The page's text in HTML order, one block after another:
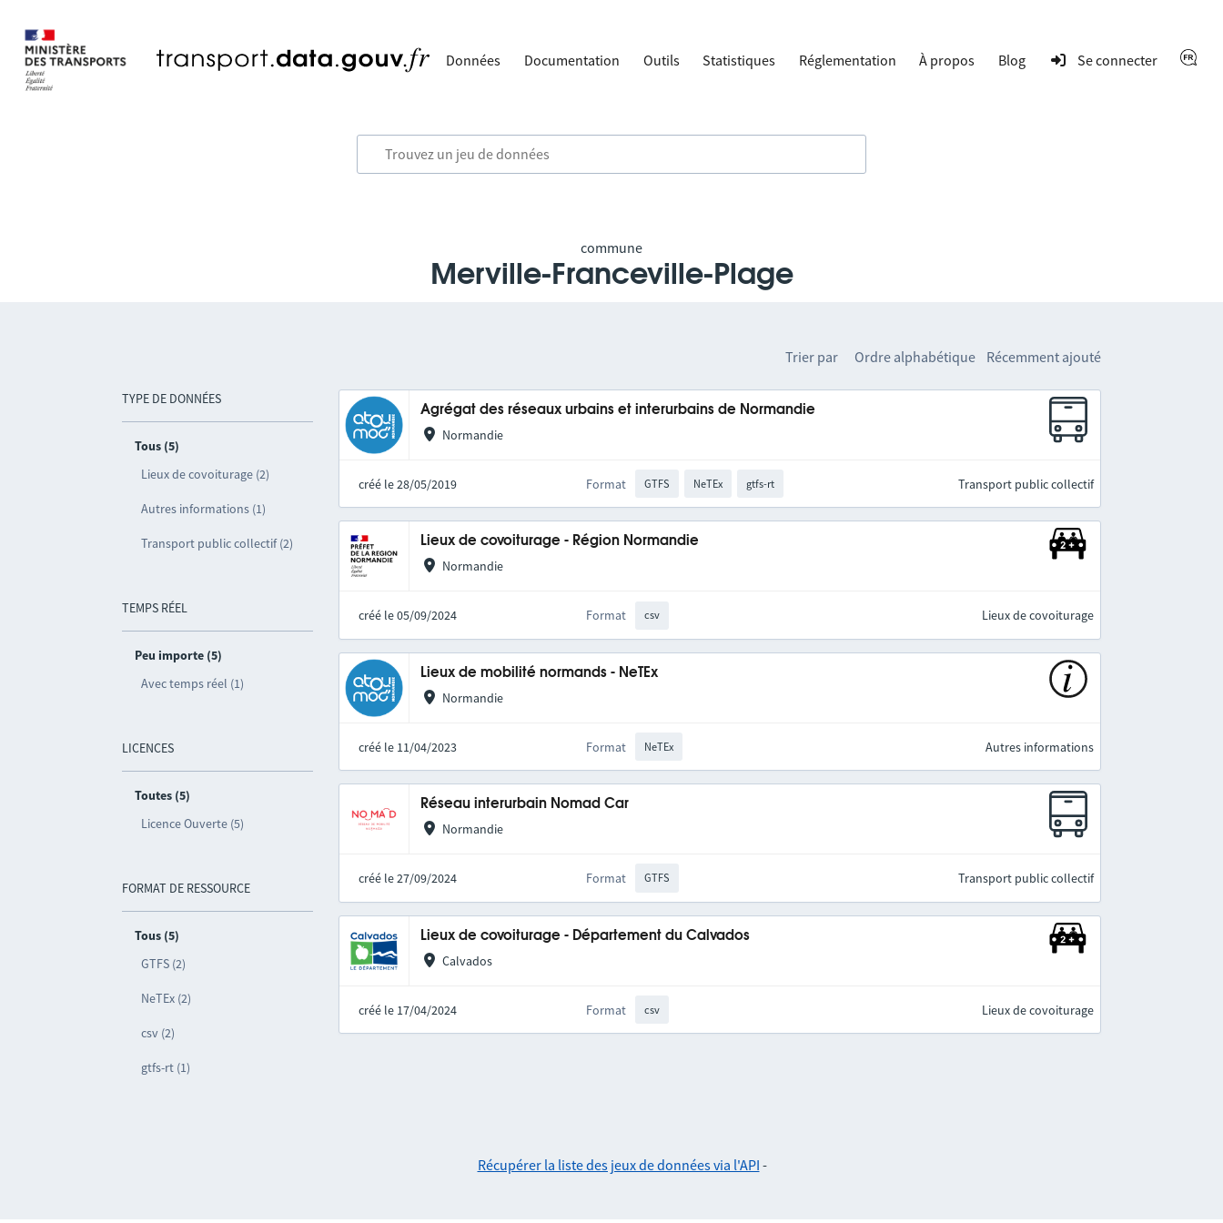
Données Documentation Outils Statistiques Réglementation À propos Blog Se connecter
commune
Merville-Franceville-Plage
TYPE DE DONNÉES
Tous (5)
Lieux de covoiturage (2)
Autres informations (1)
Transport public collectif (2)
TEMPS RÉEL
Peu importe (5)
Avec temps réel (1)
LICENCES
Toutes (5)
Licence Ouverte (5)
FORMAT DE RESSOURCE
Tous (5)
GTFS (2)
NeTEx (2)
csv (2)
gtfs-rt (1)
Trier par Ordre alphabétique Récemment ajouté
Agrégat des réseaux urbains et interurbains de Normandie
Normandie
créé le 28/05/2019 Format GTFS NeTEx gtfs-rt Transport public collectif
Lieux de covoiturage - Région Normandie
Normandie
créé le 05/09/2024 Format csv Lieux de covoiturage
Lieux de mobilité normands - NeTEx
Normandie
créé le 11/04/2023 Format NeTEx Autres informations
Réseau interurbain Nomad Car
Normandie
créé le 27/09/2024 Format GTFS Transport public collectif
Lieux de covoiturage - Département du Calvados
Calvados
créé le 17/04/2024 Format csv Lieux de covoiturage
Récupérer la liste des jeux de données via l'API -